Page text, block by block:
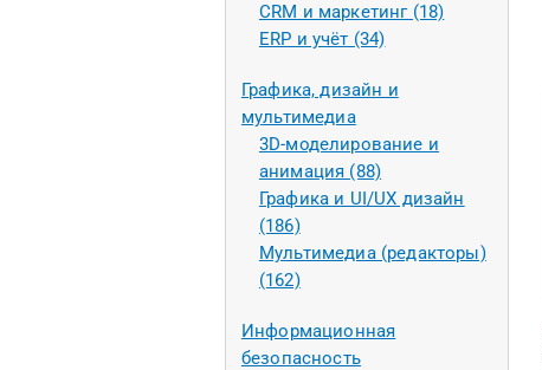
CRM и маркетинг (18)
ERP и учёт (34)
Графика, дизайн и
мультимедиа
3D-моделирование и
анимация (88)
Графика и UI/UX дизайн
(186)
Мультимедиа (редакторы)
(162)
Информационная
безопасность